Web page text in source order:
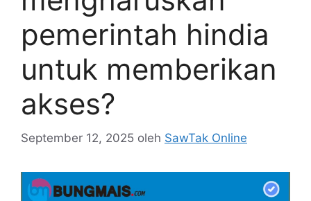
pemerintah hindia
untuk memberikan
akses?
September 12, 2025 oleh SawTak Online